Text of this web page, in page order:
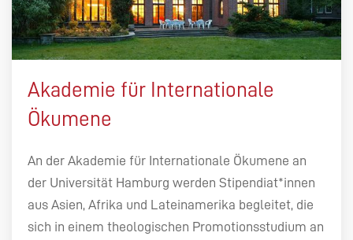
Akademie für Internationale
Ökumene
An der Akademie für Internationale Ökumene an
der Universität Hamburg werden Stipendiat*innen
aus Asien, Afrika und Lateinamerika begleitet, die
sich in einem theologischen Promotionsstudium an